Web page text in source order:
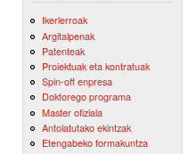
Ikerlerroak
Argitalpenak
Patenteak
Proiektuak eta kontratuak
Spin-off enpresa
Doktorego programa
Master ofiziala
Antolatutako ekintzak
Etengabeko formakuntza